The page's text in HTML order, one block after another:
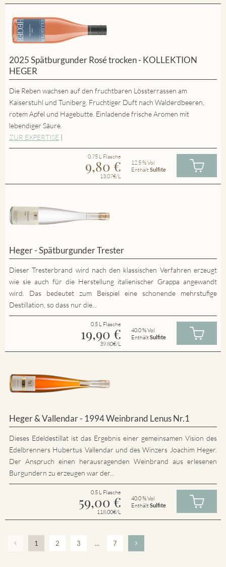
2025 Spätburgunder Rosé trocken - KOLLEKTION
HEGER
Die Reben wachsen auf den fruchtbaren Lössterrassen am
Kaiserstuhl und Tuniberg. Fruchtiger Duft nach Walderdbeeren,
rotem Apfel und Hagebutte. Einladende frische Aromen mit
lebendiger Säure.
ZUR EXPERTISE |
0.75 L Flasche
9,80 €
13.07€/L
12.5 % Vol
EnthältSulfite
Heger - Spätburgunder Trester
Dieser Tresterbrand wird nach den klassischen Verfahren erzeugt
wie sie auch für die Herstellung italienischer Grappa angewandt
wird. Das bedeutet zum Beispiel eine schonende mehrstufige
Destillation, so dass nur die...
0.5 L Flasche
19,90 €
39.80€/L
40.0 % Vol
EnthältSulfite
Heger & Vallendar - 1994 Weinbrand Lenus Nr.1
Dieses Edeldestillat ist das Ergebnis einer gemeinsamen Vision des
Edelbrenners Hubertus Vallendar und des Winzers Joachim Heger.
Der Anspruch einen herausragenden Weinbrand aus erlesenen
Burgundern zu erzeugen war der...
0.5 L Flasche
59,00 €
118.00€/L
40.0 % Vol
EnthältSulfite
1 2 3 ... 7